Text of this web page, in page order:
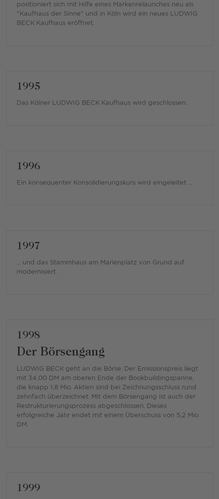
positioniert sich mit Hilfe eines Markenrelaunches neu als
"Kaufhaus der Sinne" und in Köln wird ein neues LUDWIG
BECK Kaufhaus eröffnet.
1995
Das Kölner LUDWIG BECK Kaufhaus wird geschlossen.
1996
Ein konsequenter Konsolidierungskurs wird eingeleitet ...
1997
... und das Stammhaus am Marienplatz von Grund auf
modernisiert.
1998
Der Börsengang
LUDWIG BECK geht an die Börse. Der Emissionspreis liegt
mit 34,00 DM am oberen Ende der Bookbuildingspanne,
die knapp 1,8 Mio. Aktien sind bei Zeichnungsschluss rund
zehnfach überzeichnet. Mit dem Börsengang ist auch der
Restrukturierungsprozess abgeschlossen. Dieses
erfolgreiche Jahr endet mit einem Überschuss von 5,2 Mio.
DM.
1999